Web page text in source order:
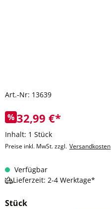
Art.-Nr: 13639
% 32,99 €*
Inhalt: 1 Stück
Preise inkl. MwSt. zzgl. Versandkosten
Verfügbar
Lieferzeit: 2-4 Werktage*
Stück